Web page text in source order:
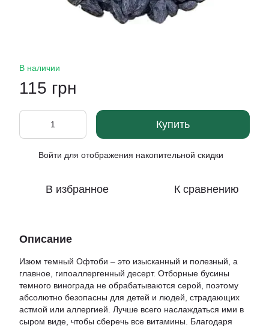
В наличии
115 грн
Купить
Войти для отображения накопительной скидки
В избранное К сравнению
Описание
Изюм темный Офтоби – это изысканный и полезный, а
главное, гипоаллергенный десерт. Отборные бусины
темного винограда не обрабатываются серой, поэтому
абсолютно безопасны для детей и людей, страдающих
астмой или аллергией. Лучше всего наслаждаться ими в
сыром виде, чтобы сберечь все витамины. Благодаря